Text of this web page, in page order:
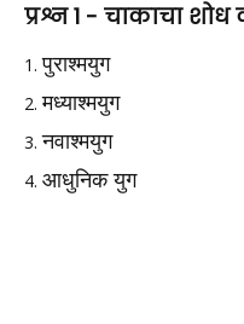
प्रश्न 1 - चाकाचा शोध
पुराश्मयुग
मध्याश्मयुग
नवाश्मयुग
आधुनिक युग